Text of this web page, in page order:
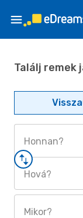
Találj remek
Honnan?
Hová?
Mikor?